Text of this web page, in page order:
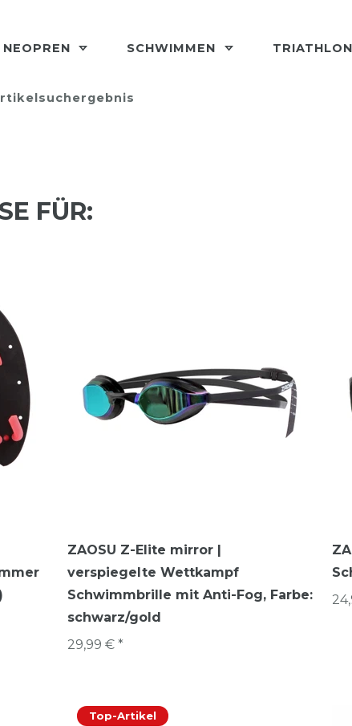
NEOPREN SCHWIMMEN TRIATHLON
FÜR:
ZAOSU Z-Elite mirror |
verspiegelte Wettkampf
Schwimmbrille mit Anti-Fog, Farbe:
schwarz/gold
29,99 € *
Top-Artikel